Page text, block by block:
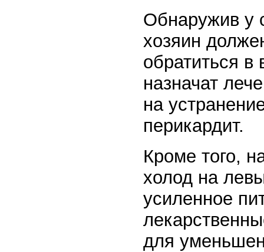
Обнаружив у
хозяин
обратиться в
назначат
на
перикардит.
Кроме того,
холод на
усиленное
для